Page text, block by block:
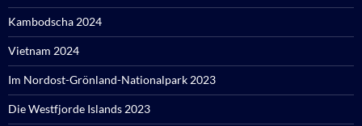
Kambodscha 2024
Vietnam 2024
Im Nordost-Grönland-Nationalpark 2023
Die Westfjorde Islands 2023